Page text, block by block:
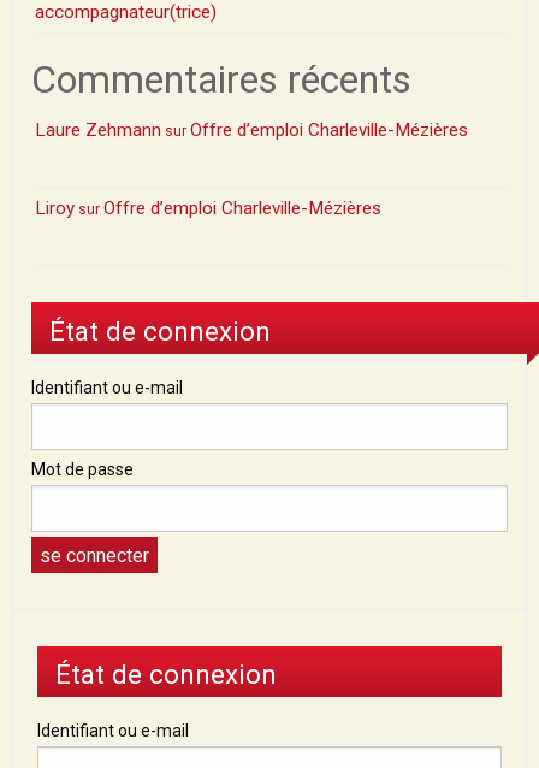
accompagnateur(trice)
Commentaires récents
Laure Zehmann surOffre d’emploi Charleville-Mézières
Liroy surOffre d’emploi Charleville-Mézières
État de connexion
Identifiant ou e-mail
Mot de passe
État de connexion
Identifiant ou e-mail